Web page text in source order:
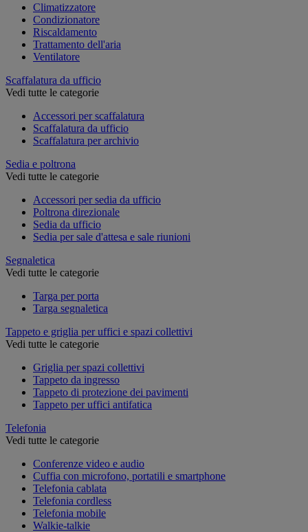
Climatizzatore
Condizionatore
Riscaldamento
Trattamento dell'aria
Ventilatore
Scaffalatura da ufficio
Vedi tutte le categorie
Accessori per scaffalatura
Scaffalatura da ufficio
Scaffalatura per archivio
Sedia e poltrona
Vedi tutte le categorie
Accessori per sedia da ufficio
Poltrona direzionale
Sedia da ufficio
Sedia per sale d'attesa e sale riunioni
Segnaletica
Vedi tutte le categorie
Targa per porta
Targa segnaletica
Tappeto e griglia per uffici e spazi collettivi
Vedi tutte le categorie
Griglia per spazi collettivi
Tappeto da ingresso
Tappeto di protezione dei pavimenti
Tappeto per uffici antifatica
Telefonia
Vedi tutte le categorie
Conferenze video e audio
Cuffia con microfono, portatili e smartphone
Telefonia cablata
Telefonia cordless
Telefonia mobile
Walkie-talkie